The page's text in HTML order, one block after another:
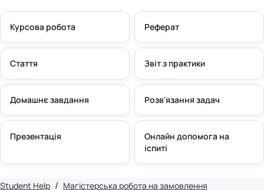
Курсова робота Реферат
Стаття Звіт з практики
Домашнє завдання Розв'язання задач
Презентація
Онлайн допомога на
іспиті
Student Help Магістерська робота на замовлення